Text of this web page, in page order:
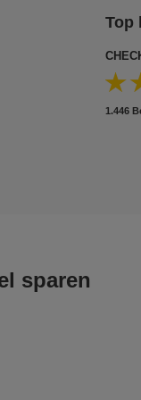
Top
1.446
sparen